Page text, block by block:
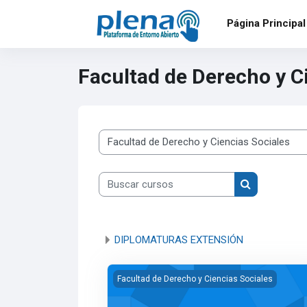
Página Principal
Facultad de Derecho y
Categorías
Buscar cursos
Buscar cursos
DIPLOMATURAS EXTENSIÓN
Imagen del curso PROGRAMA DE INGRESO
Facultad de Derecho y Ciencias Sociales